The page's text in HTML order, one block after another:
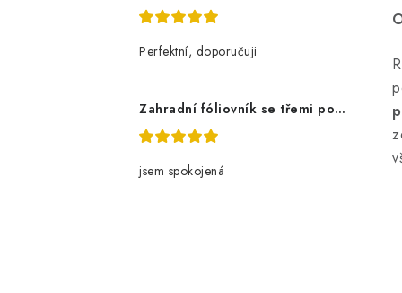
Perfektní, doporučuji
Zahradní fóliovník se třemi policemi
jsem spokojená